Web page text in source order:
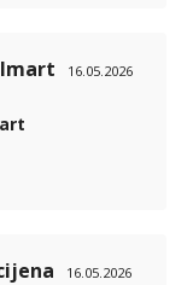
16.05.2026
16.05.2026